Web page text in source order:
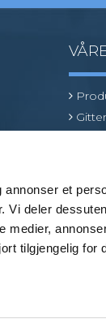
et
deler
medier,
tilgjengelig for